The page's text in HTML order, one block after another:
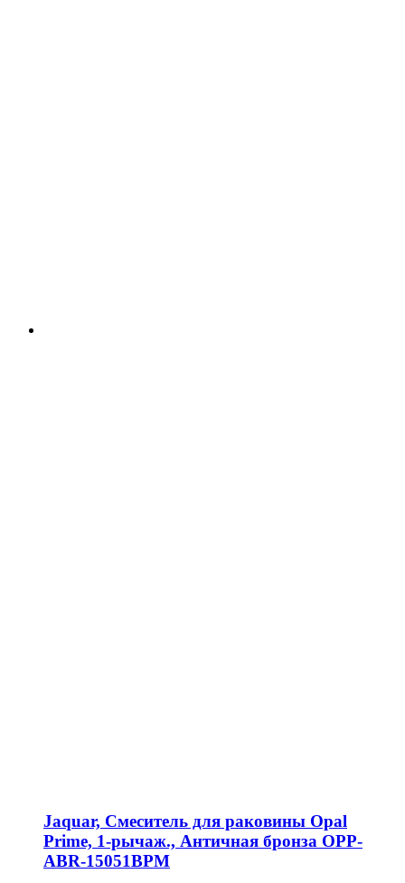
Jaquar, Смеситель для раковины Opal
Prime, 1-рычаж., Античная бронза OPP-
ABR-15051BPM